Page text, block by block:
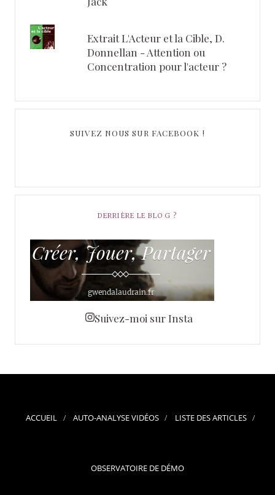
Extrait L'Acteur et la Cible, D.
Donnellan - Attention ou
Concentration pour l'acteur ?
SUIVEZ NOUS SUR FACEBOOK !
DERRIÈRE LE BLOG ?
Suivez-moi sur Insta
ACCUEIL AUTO-ANALYSE VIDÉOS LISTE DES ARTICLES
OBSERVATOIRE DE DÉMO